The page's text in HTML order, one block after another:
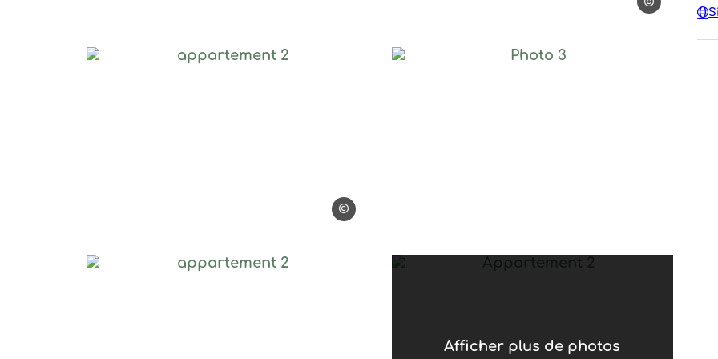
appartement 2, © Mathieu Dupont
Mathieu Dupont
Photo 3
appartement 2, © Mathieu Dupont
Afficher plus de photos
Appartement 2, © Mathieu